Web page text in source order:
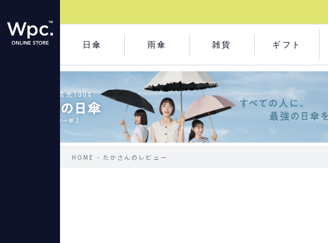
日傘 雨傘 雑貨 ギフト
HOME たかさんのレビュー